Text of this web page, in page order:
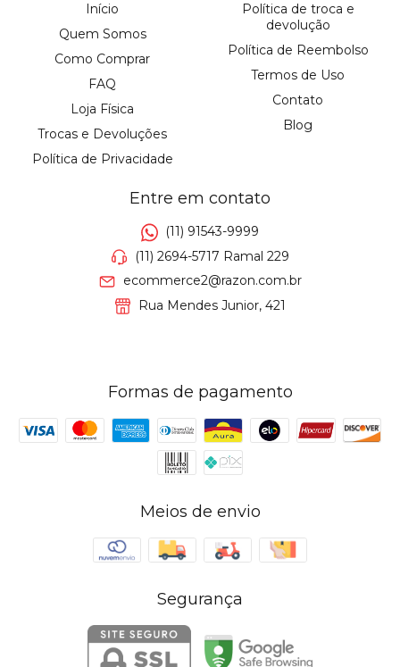
Início
Quem Somos
Como Comprar
FAQ
Loja Física
Trocas e Devoluções
Política de Privacidade
Política de troca e
devolução
Política de Reembolso
Termos de Uso
Contato
Blog
Entre em contato
(11) 91543-9999
(11) 2694-5717 Ramal 229
ecommerce2@razon.com.br
Rua Mendes Junior, 421
Formas de pagamento
Meios de envio
Segurança